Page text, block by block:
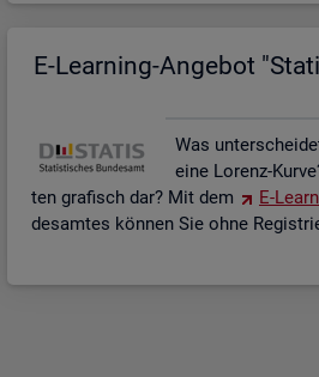
E-Lear­ning-An­ge­bot
Was
eine Lo­renz-
ten gra­fisch dar? Mit dem
E-
des­am­tes kön­nen Sie ohne